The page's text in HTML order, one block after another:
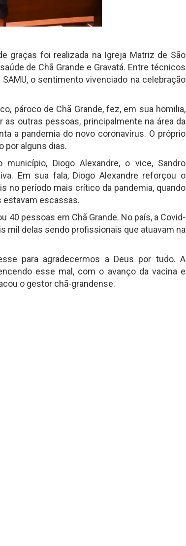
graças foi realizada na Igreja Matriz de São
de Chã Grande e Gravatá. Entre técnicos
o sentimento vivenciado na celebração
pároco de Chã Grande, fez, em sua homilia,
outras pessoas, principalmente na área da
a pandemia do novo coronavírus. O próprio
por alguns dias.
Diogo Alexandre, o vice, Sandro
Em sua fala, Diogo Alexandre reforçou o
no período mais crítico da pandemia, quando
estavam escassas.
40 pessoas em Chã Grande. No país, a Covid-
mil delas sendo profissionais que atuavam na
para agradecermos a Deus por tudo. A
esse mal, com o avanço da vacina e
o gestor chã-grandense.